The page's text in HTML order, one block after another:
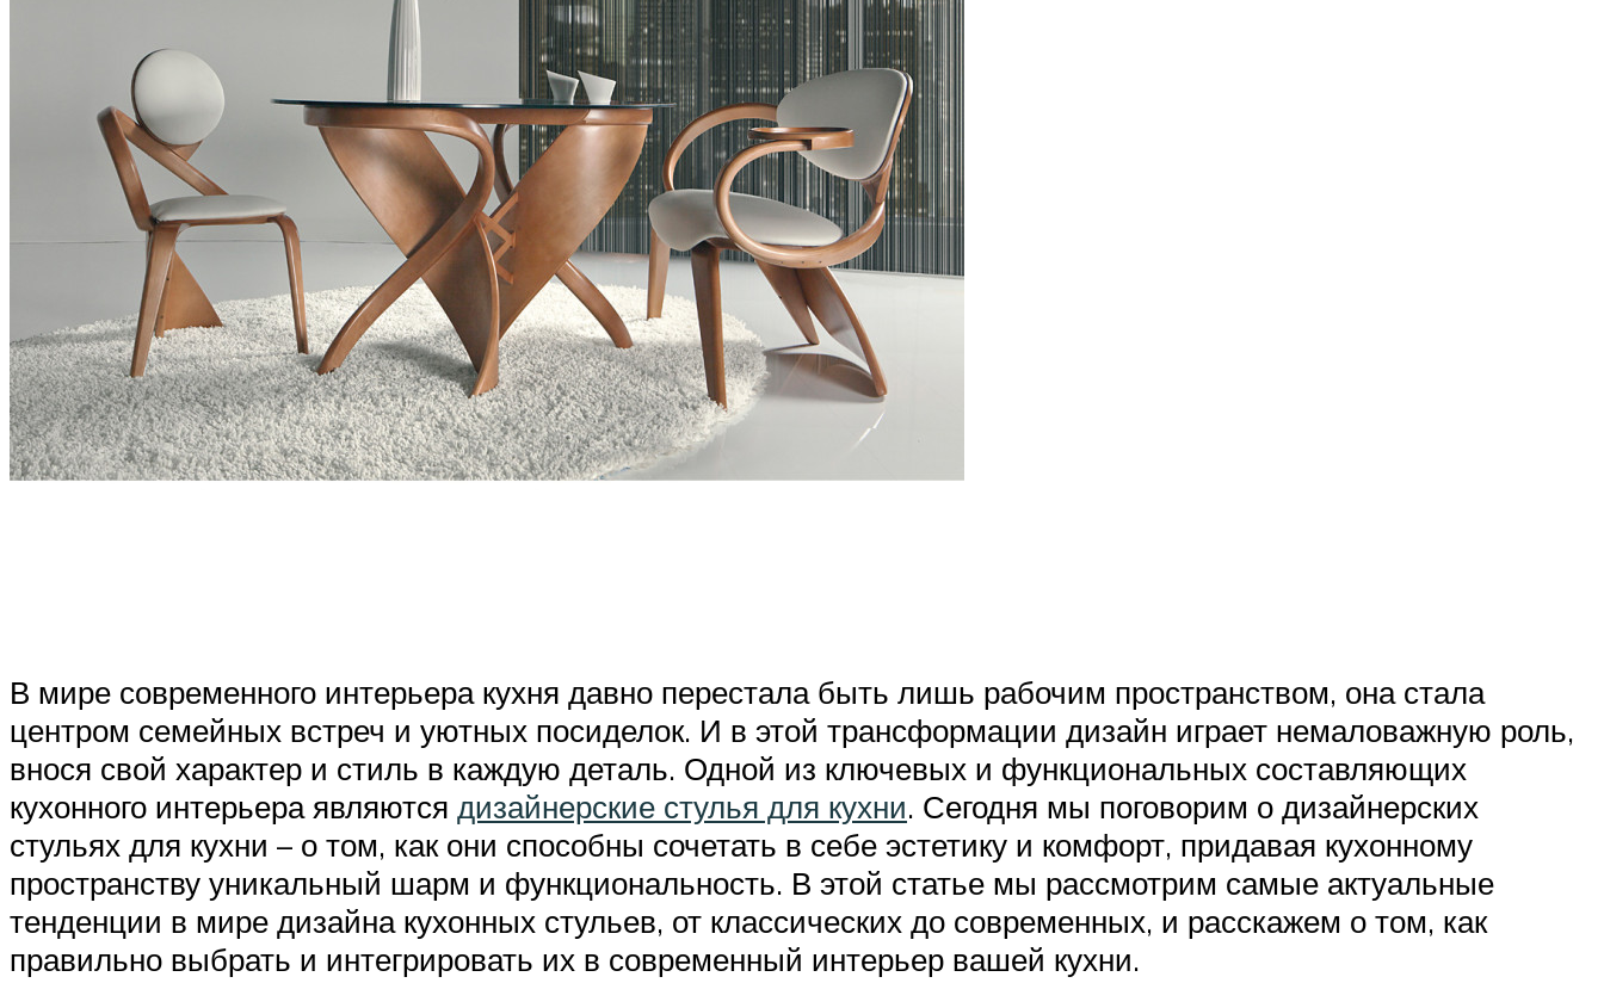
В мире современного интерьера кухня давно перестала быть лишь рабочим пространством, она стала
центром семейных встреч и уютных посиделок. И в этой трансформации дизайн играет немаловажную роль,
внося свой характер и стиль в каждую деталь. Одной из ключевых и функциональных составляющих
кухонного интерьера являются дизайнерские стулья для кухни. Сегодня мы поговорим о дизайнерских
стульях для кухни – о том, как они способны сочетать в себе эстетику и комфорт, придавая кухонному
пространству уникальный шарм и функциональность. В этой статье мы рассмотрим самые актуальные
тенденции в мире дизайна кухонных стульев, от классических до современных, и расскажем о том, как
правильно выбрать и интегрировать их в современный интерьер вашей кухни.